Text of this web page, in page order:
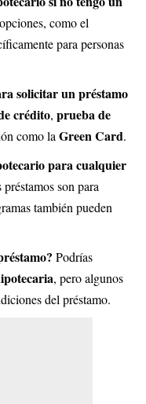
como el
para personas
solicitar un préstamo
crédito, prueba de
como laGreen Card.
para cualquier
son para
también pueden
Podrías
, pero algunos
del préstamo.